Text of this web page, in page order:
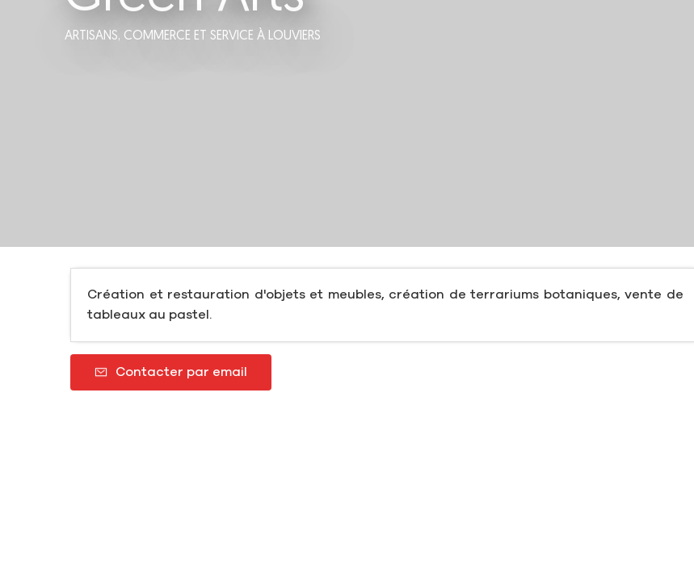
ARTISANS, COMMERCE ET SERVICE À LOUVIERS
Création et restauration d'objets et meubles, création de terrariums botaniques, vente de
tableaux au pastel.
Contacter par email